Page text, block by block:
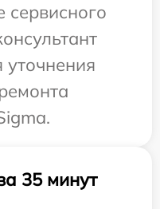
сервисного
35 минут